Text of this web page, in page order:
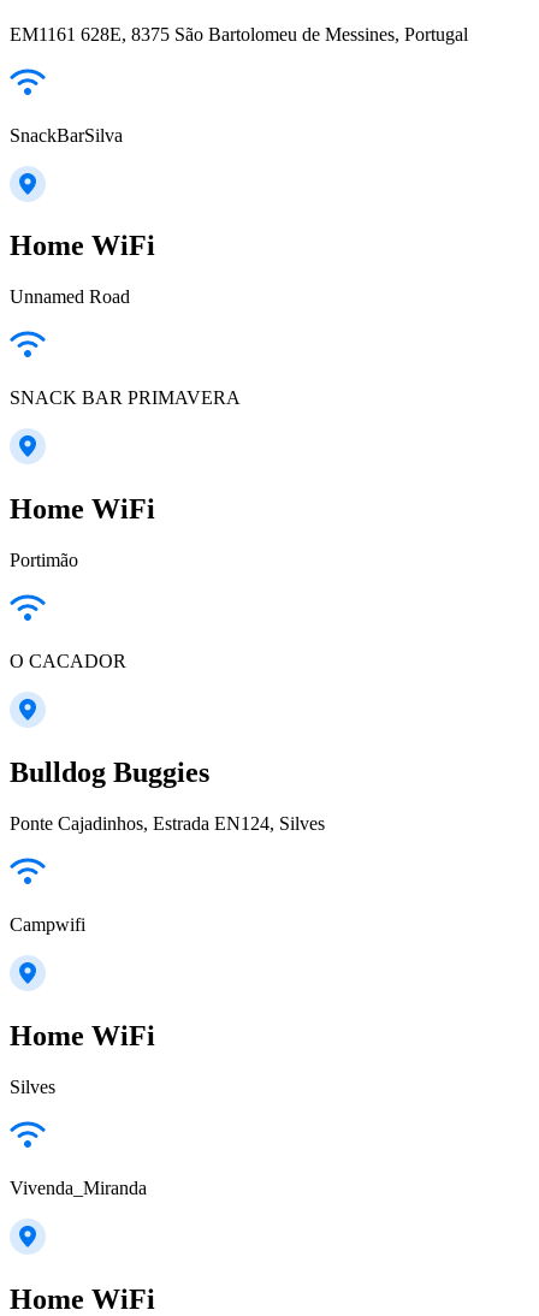
EM1161 628E, 8375 São Bartolomeu de Messines, Portugal
SnackBarSilva
Home WiFi
Unnamed Road
SNACK BAR PRIMAVERA
Home WiFi
Portimão
O CACADOR
Bulldog Buggies
Ponte Cajadinhos, Estrada EN124, Silves
Campwifi
Home WiFi
Silves
Vivenda_Miranda
Home WiFi